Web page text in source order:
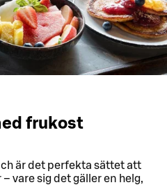
frukost
är det perfekta sättet att
vare sig det gäller en helg,